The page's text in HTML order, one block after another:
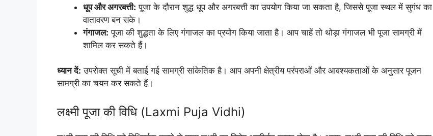
धूप और अगरबत्ती: पूजा के दौरान शुद्ध धूप और अगरबत्ती का उपयोग किया जा सकता है, जिससे पूजा स्थल में सुगंध का
वातावरण बन सके।
गंगाजल: पूजा की शुद्धता के लिए गंगाजल का प्रयोग किया जाता है। आप चाहें तो थोड़ा गंगाजल भी पूजा सामग्री में
शामिल कर सकते हैं।
ध्यान दें: उपरोक्त सूची में बताई गई सामग्री सांकेतिक है। आप अपनी क्षेत्रीय परंपराओं और आवश्यकताओं के अनुसार पूजन
सामग्री का चयन कर सकते हैं।
लक्ष्मी पूजा की विधि (Laxmi Puja Vidhi)